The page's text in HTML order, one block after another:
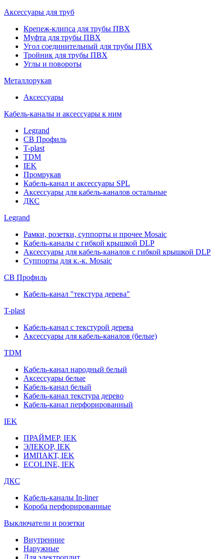
Аксессуары для труб
Крепеж-клипса для трубы ПВХ
Муфта для трубы ПВХ
Угол соединительный для трубы ПВХ
Тройник для трубы ПВХ
Углы и повороты
Металлорукав
Аксессуары
Кабель-каналы и аксессуары к ним
Legrand
СВ Профиль
T-plast
TDM
IEK
Промрукав
Кабель-канал и аксессуары SPL
Аксессуары для кабель-каналов остальные
ДКС
Legrand
Рамки, розетки, суппорты и прочее Mosaic
Кабель-каналы с гибкой крышкой DLP
Аксессуары для кабель-каналов с гибкой крышкой DLP
Суппорты для к.-к. Mosaic
СВ Профиль
Кабель-канал "текстура дерева"
T-plast
Кабель-канал с текстурой дерева
Аксессуары для кабель-каналов (белые)
TDM
Кабель-канал народный белый
Аксессуары белые
Кабель-канал белый
Кабель-канал текстура дерево
Кабель-канал перфорированный
IEK
ПРАЙМЕР, IEK
ЭЛЕКОР, IEK
ИМПАКТ, IEK
ECOLINE, IEK
ДКС
Кабель-каналы In-liner
Короба перфорированные
Выключатели и розетки
Внутренние
Наружные
Для электроплит